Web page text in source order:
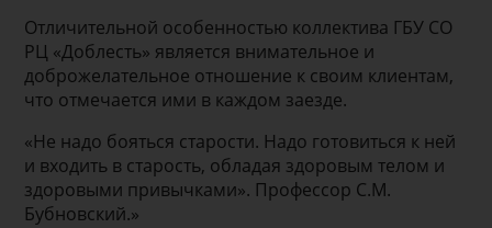
Отличительной особенностью коллектива ГБУ СО
РЦ «Доблесть» является внимательное и
доброжелательное отношение к своим клиентам,
что отмечается ими в каждом заезде.
«Не надо бояться старости. Надо готовиться к ней
и входить в старость, обладая здоровым телом и
здоровыми привычками». Профессор С.М.
Бубновский.»